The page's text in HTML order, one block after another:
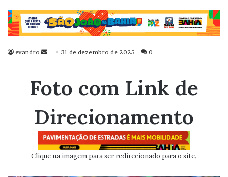
evandro
Mande
mail
31 de dezembro de 2025 0
Foto com Link de
Direcionamento
Clique na imagem para ser redirecionado para o site.